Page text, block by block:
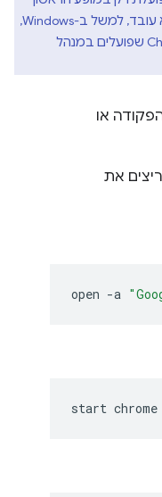
של Chrome שפותחים. אם הפתרון הזה לא עובד, למשל ב-Windows,
צריך לוודא שסיימתם את כל תהליכי Chrome שפועלים במנהל
או
את
open -a
start chrome